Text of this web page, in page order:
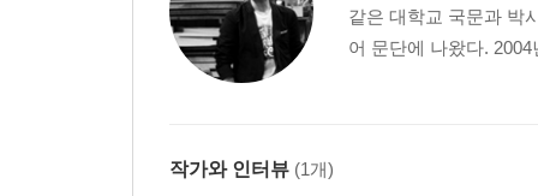
같은 대학교 국문과 박
어 문단에 나왔다.
작가와 인터뷰 (1개)